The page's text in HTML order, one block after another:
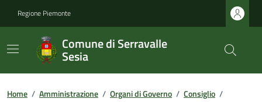
Regione Piemonte
Comune di Serravalle
Sesia
Home / Amministrazione / Organi di Governo / Consiglio /